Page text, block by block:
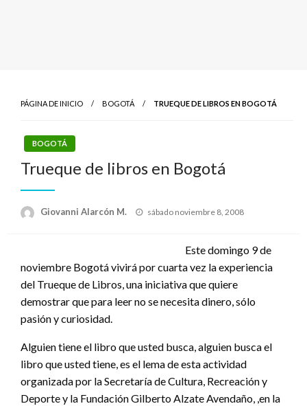
PÁGINA DE INICIO BOGOTÁ TRUEQUE DE LIBROS EN BOGOTÁ
BOGOTÁ
Trueque de libros en Bogotá
Giovanni Alarcón M.
Publicado
sábado noviembre 8, 2008
Este domingo 9 de
noviembre Bogotá vivirá por cuarta vez la experiencia
del Trueque de Libros, una iniciativa que quiere
demostrar que para leer no se necesita dinero, sólo
pasión y curiosidad.
Alguien tiene el libro que usted busca, alguien busca el
libro que usted tiene, es el lema de esta actividad
organizada por la Secretaría de Cultura, Recreación y
Deporte y la Fundación Gilberto Alzate Avendaño, ,en la